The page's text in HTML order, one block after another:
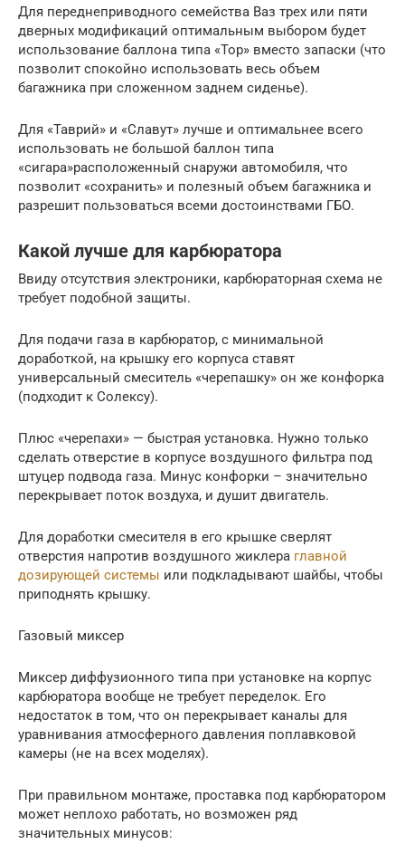
Для переднеприводного семейства Ваз трех или пяти
дверных модификаций оптимальным выбором будет
использование баллона типа «Тор» вместо запаски (что
позволит спокойно использовать весь объем
багажника при сложенном заднем сиденье).
Для «Таврий» и «Славут» лучше и оптимальнее всего
использовать не большой баллон типа
«сигара»расположенный снаружи автомобиля, что
позволит «сохранить» и полезный объем багажника и
разрешит пользоваться всеми достоинствами ГБО.
Какой лучше для карбюратора
Ввиду отсутствия электроники, карбюраторная схема не
требует подобной защиты.
Для подачи газа в карбюратор, с минимальной
доработкой, на крышку его корпуса ставят
универсальный смеситель «черепашку» он же конфорка
(подходит к Солексу).
Плюс «черепахи» — быстрая установка. Нужно только
сделать отверстие в корпусе воздушного фильтра под
штуцер подвода газа. Минус конфорки – значительно
перекрывает поток воздуха, и душит двигатель.
Для доработки смесителя в его крышке сверлят
отверстия напротив воздушного жиклера главной
дозирующей системы или подкладывают шайбы, чтобы
приподнять крышку.
Газовый миксер
Миксер диффузионного типа при установке на корпус
карбюратора вообще не требует переделок. Его
недостаток в том, что он перекрывает каналы для
уравнивания атмосферного давления поплавковой
камеры (не на всех моделях).
При правильном монтаже, проставка под карбюратором
может неплохо работать, но возможен ряд
значительных минусов: